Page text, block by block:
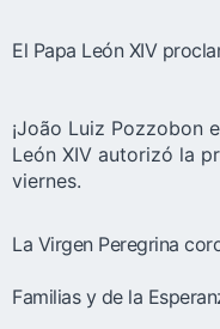
El Papa León XIV
¡João Luiz Pozzobon
León XIV autorizó la
viernes.
La Virgen Peregrina
Familias y de la